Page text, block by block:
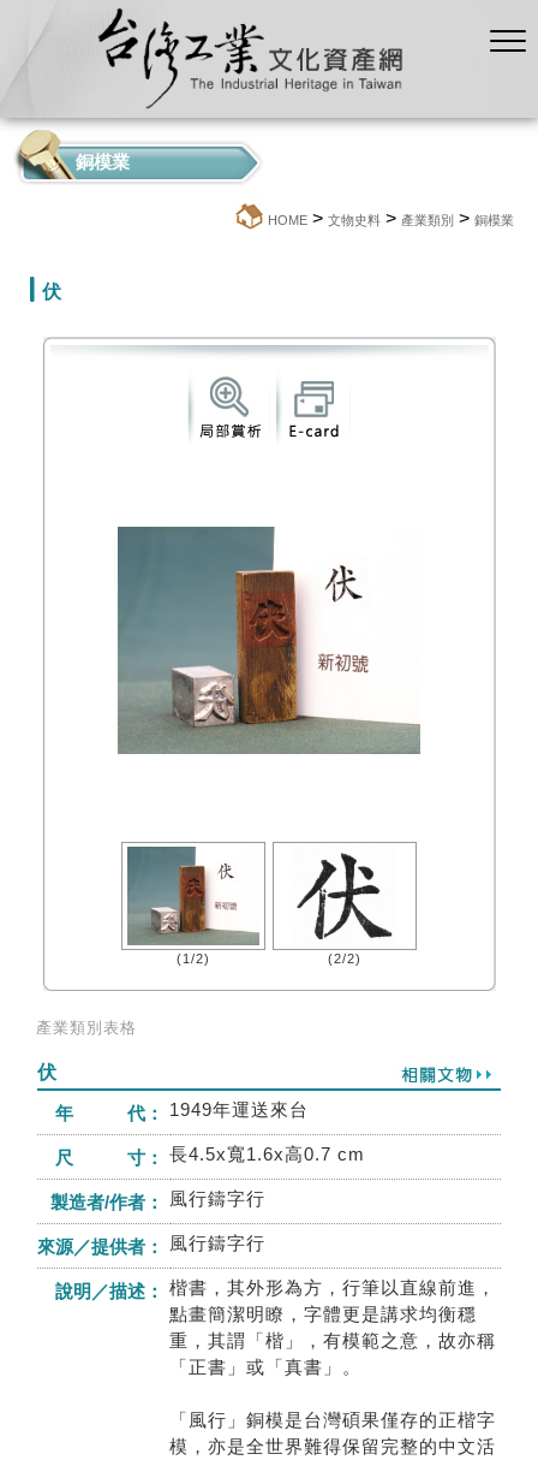
銅模業
HOME > 文物史料 > 產業類別 > 銅模業
伏
(1/2) (2/2)
產業類別表格
伏
年 代：
1949年運送來台
尺 寸： 長4.5x寬1.6x高0.7 cm
製造者/作者： 風行鑄字行
來源／提供者： 風行鑄字行
說明／描述：
楷書，其外形為方，行筆以直線前進，
點畫簡潔明瞭，字體更是講求均衡穩
重，其謂「楷」，有模範之意，故亦稱
「正書」或「真書」。
「風行」銅模是台灣碩果僅存的正楷字
模，亦是全世界難得保留完整的中文活